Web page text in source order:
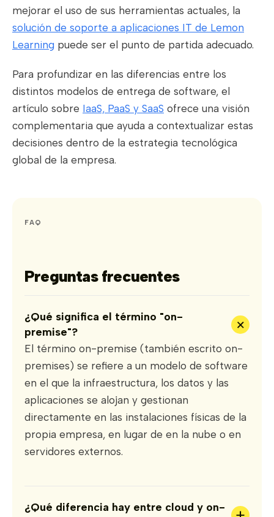
mejorar el uso de sus herramientas actuales, la
solución de soporte a aplicaciones IT de Lemon
Learning puede ser el punto de partida adecuado.
Para profundizar en las diferencias entre los
distintos modelos de entrega de software, el
artículo sobre IaaS, PaaS y SaaS ofrece una visión
complementaria que ayuda a contextualizar estas
decisiones dentro de la estrategia tecnológica
global de la empresa.
FAQ
Preguntas frecuentes
¿Qué significa el término "on-
premise"?
+
El término on-premise (también escrito on-
premises) se refiere a un modelo de software
en el que la infraestructura, los datos y las
aplicaciones se alojan y gestionan
directamente en las instalaciones físicas de la
propia empresa, en lugar de en la nube o en
servidores externos.
¿Qué diferencia hay entre cloud y on-